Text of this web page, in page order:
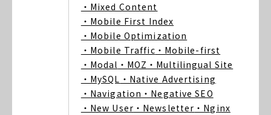
・Mixed Content
・Mobile First Index
・Mobile Optimization
・Mobile Traffic ・Mobile-first
・Modal ・MOZ ・Multilingual Site
・MySQL ・Native Advertising
・Navigation ・Negative SEO
・New User ・Newsletter ・Nginx